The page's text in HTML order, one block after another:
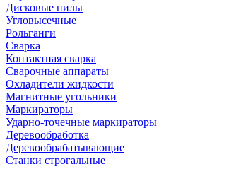
Дисковые пилы
Угловысечные
Рольганги
Сварка
Контактная сварка
Сварочные аппараты
Охладители жидкости
Магнитные угольники
Маркираторы
Ударно-точечные маркираторы
Деревообработка
Деревообрабатывающие
Станки строгальные